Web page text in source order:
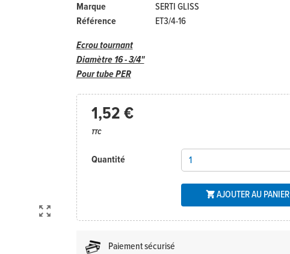

Marque
SERTI GLISS
Référence
ET3/4-16
Ecrou tournant
Diamètre 16 - 3/4"
Pour tube PER
1,52 €
TTC
Quantité
AJOUTER AU PANIER
Paiement sécurisé